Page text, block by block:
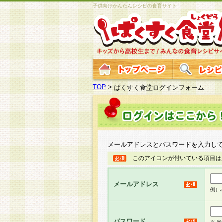
子供向けかんたんレシピの食育サイト
TOP >ぱくすく食堂ログインフォーム
メールアドレスとパスワードを入力し
このアイコンが付いている項目
メールアドレス
例）